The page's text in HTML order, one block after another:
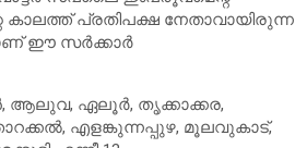
കാലത്ത് പ്രതിപക്ഷ നേതാവായിരുന്ന
ഈ സര്‍ക്കാര്‍
ആലുവ, ഏലൂര്‍, തൃക്കാക്കര,
എളങ്കുന്നപ്പുഴ, മൂലവുകാട്,